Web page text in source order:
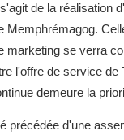
de la réalisation
marketing se verra
l'offre de service
demeure la
précédée d'une